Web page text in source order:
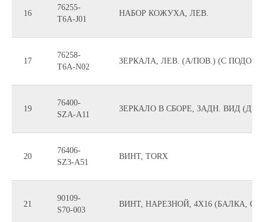
16
76255-
T6A-J01
НАБОР КОЖУХА, ЛЕВ.
17
76258-
T6A-N02
ЗЕРКАЛА, ЛЕВ. (А/ПОВ.) (С
19
76400-
SZA-A11
ЗЕРКАЛО В СБОРЕ, ЗАДН. ВИД
20
76406-
SZ3-A51
ВИНТ, TORX
21
90109-
S70-003
ВИНТ, НАРЕЗНОЙ, 4X16 (БАЛКА,